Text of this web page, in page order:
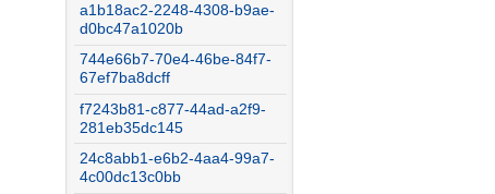
a1b18ac2-2248-4308-b9ae-
d0bc47a1020b
744e66b7-70e4-46be-84f7-
67ef7ba8dcff
f7243b81-c877-44ad-a2f9-
281eb35dc145
24c8abb1-e6b2-4aa4-99a7-
4c00dc13c0bb